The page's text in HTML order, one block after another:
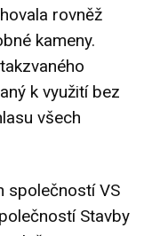
rovněž
kameny.
k využití bez
všech
společností VS
Stavby